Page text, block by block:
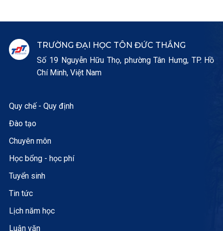
TRƯỜNG ĐẠI HỌC TÔN ĐỨC THẮNG
Số 19 Nguyễn Hữu Thọ, phường Tân Hưng, TP. Hồ
Chí Minh, Việt Nam
Quy chế - Quy định
Đào tạo
Chuyên môn
Học bổng - học phí
Tuyển sinh
Tin tức
Lịch năm học
Luận văn